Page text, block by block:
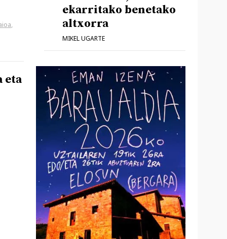
,
eta
ekarritako benetako
altxorra
MIKEL UGARTE